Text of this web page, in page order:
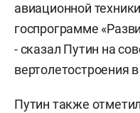
авиационной
госпрограмме
- сказал Путин на
вертолетостроения
Путин также